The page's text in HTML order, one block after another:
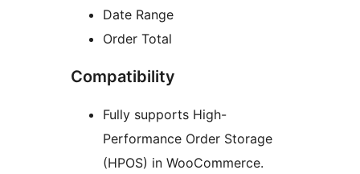
Date Range
Order Total
Compatibility
Fully supports High-
Performance Order Storage
(HPOS) in WooCommerce.